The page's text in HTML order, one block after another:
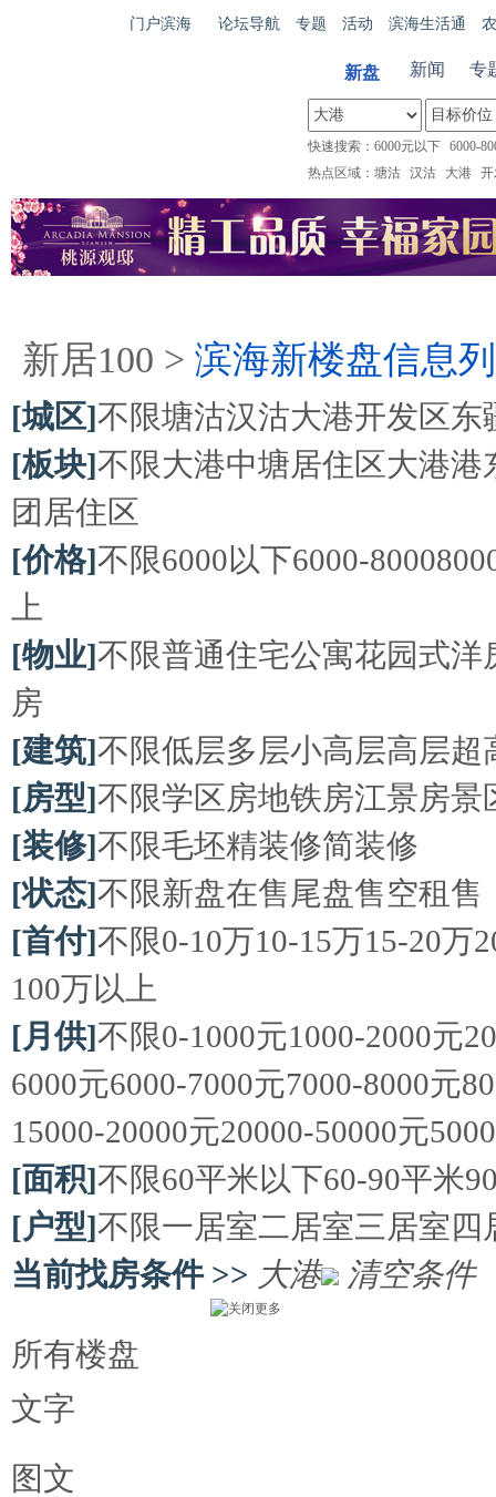
滨
门户滨海 论坛导航 专题 活动 滨海生活通
新盘 新闻 专
快速搜索： 6000元以下 6000-
热点区域： 塘沽 汉沽 大港
新居100 > 滨海新楼盘信息
[城区]不限塘沽汉沽大港开发区东
[板块]不限大港中塘居住区大港港
团居住区
[价格]不限6000以下6000-8000
上
[物业]不限普通住宅公寓花园式洋
房
[建筑]不限低层多层小高层高层超
[房型]不限学区房地铁房江景房景
[装修]不限毛坯精装修简装修
[状态]不限新盘在售尾盘售空租售
[首付]不限0-10万10-15万15-20万
100万以上
[月供]不限0-1000元1000-2000元
6000元6000-7000元7000-8000元
15000-20000元20000-50000元
[面积]不限60平米以下60-90平米
[户型]不限一居室二居室三居室四
当前找房条件 >> 大港 清空条件
所有楼盘
文字
图文